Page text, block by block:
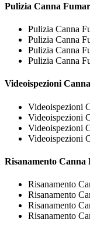
Pulizia Canna
Pulizia Canna
Pulizia Canna
Pulizia Canna
Pulizia Canna
Videoispezioni
Videoispezioni
Videoispezioni
Videoispezioni
Videoispezioni
Risanamento Canna
Risanamento
Risanamento
Risanamento
Risanamento